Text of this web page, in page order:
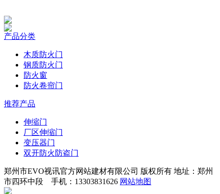
产品分类
木质防火门
钢质防火门
防火窗
防火卷帘门
推荐产品
伸缩门
厂区伸缩门
变压器门
双开防火防盗门
郑州市EVO视讯官方网站建材有限公司 版权所有 地址：郑州
市四环中段 手机：13303831626 网站地图